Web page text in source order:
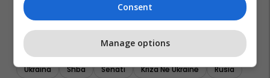
Ukraina Shba Senati Kriza Në Ukrainë
Rusia
Consent
Manage options